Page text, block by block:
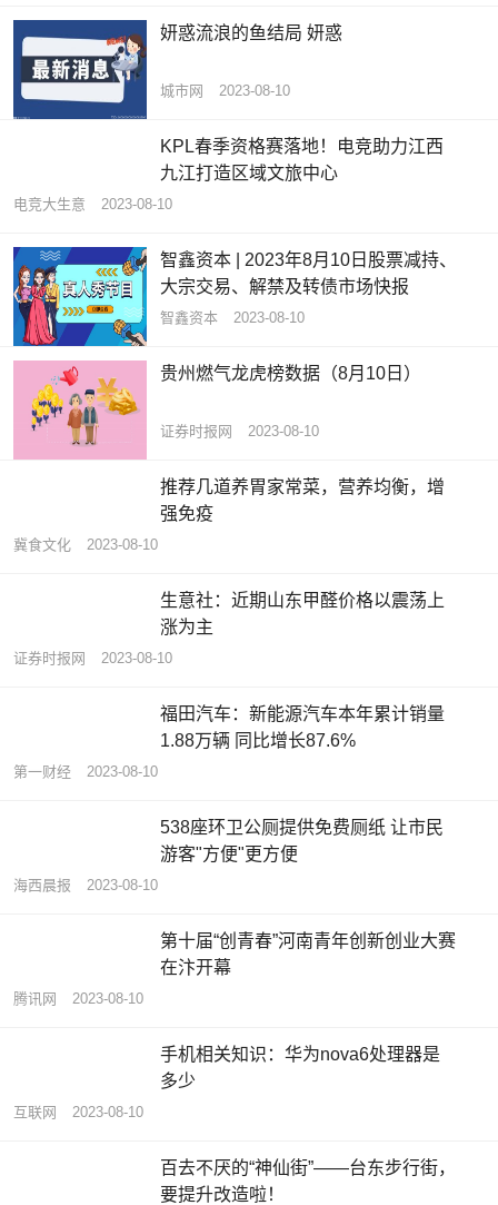
妍惑流浪的鱼结局 妍惑
城市网 2023-08-10
KPL春季资格赛落地！电竞助力江西
九江打造区域文旅中心
电竞大生意 2023-08-10
智鑫资本 | 2023年8月10日股票减持、
大宗交易、解禁及转债市场快报
智鑫资本 2023-08-10
贵州燃气龙虎榜数据（8月10日）
证券时报网 2023-08-10
推荐几道养胃家常菜，营养均衡，增
强免疫
冀食文化 2023-08-10
生意社：近期山东甲醛价格以震荡上
涨为主
证券时报网 2023-08-10
福田汽车：新能源汽车本年累计销量
1.88万辆 同比增长87.6%
第一财经 2023-08-10
538座环卫公厕提供免费厕纸 让市民
游客"方便"更方便
海西晨报 2023-08-10
第十届“创青春”河南青年创新创业大赛
在汴开幕
腾讯网 2023-08-10
手机相关知识：华为nova6处理器是
多少
互联网 2023-08-10
百去不厌的“神仙街”——台东步行街，
要提升改造啦！